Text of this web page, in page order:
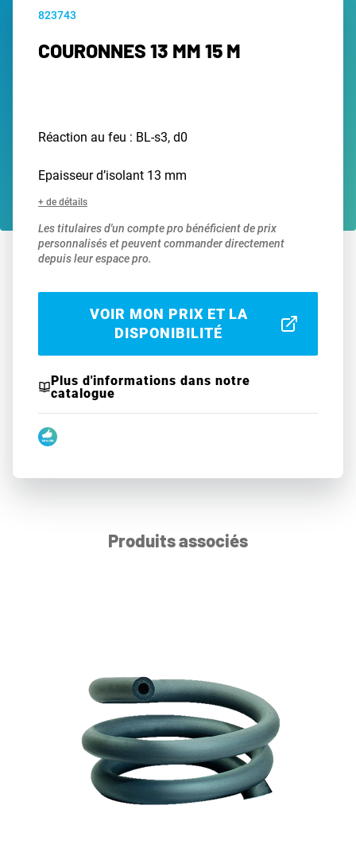
823743
COURONNES 13 MM 15 M
Réaction au feu : BL-s3, d0
Epaisseur d’isolant 13 mm
+ de détails
Les titulaires d'un compte pro bénéficient de prix
personnalisés et peuvent commander directement
depuis leur espace pro.
VOIR MON PRIX ET LA
DISPONIBILITÉ
Plus d'informations dans notre
catalogue
Produits associés